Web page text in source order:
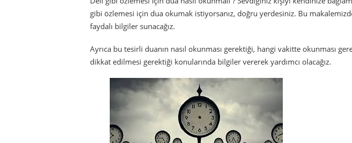
gibi özlemesi için dua okumak istiyorsanız, doğru yerdesiniz. Bu
faydalı bilgiler sunacağız.
Ayrıca bu tesirli duanın nasıl okunması gerektiği, hangi vakitte okunması
dikkat edilmesi gerektiği konularında bilgiler vererek yardımcı olacağız.